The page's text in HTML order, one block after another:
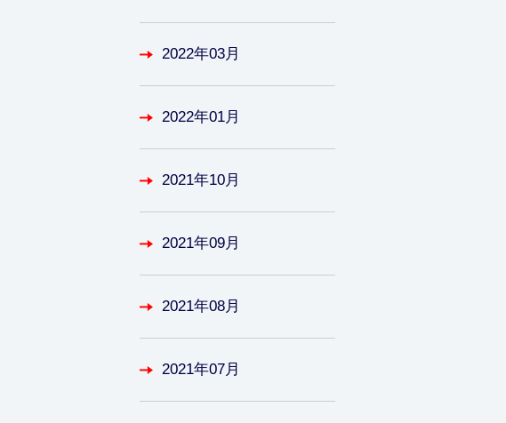
2022年03月
2022年01月
2021年10月
2021年09月
2021年08月
2021年07月